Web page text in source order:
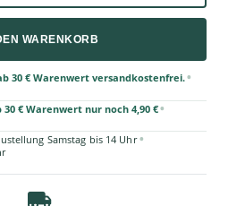
WARENKORB
30 € Warenwert versandkostenfrei.•
30 € Warenwert nur noch 4,90 €•
Samstag bis 14 Uhr •